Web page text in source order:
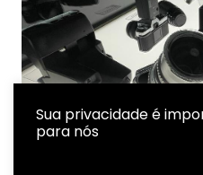
Sua privacidade é
para nós